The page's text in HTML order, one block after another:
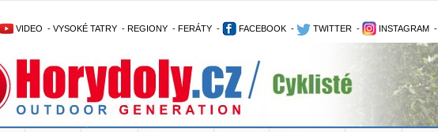
VIDEO - VYSOKÉ TATRY - REGIONY - FERÁTY - FACEBOOK - TWITTER - INSTAGRAM -